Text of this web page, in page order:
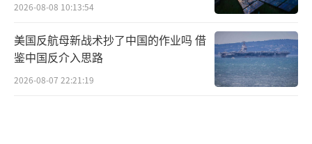
2026-08-08 10:13:54
美国反航母新战术抄了中国的作业吗 借
鉴中国反介入思路
2026-08-07 22:21:19